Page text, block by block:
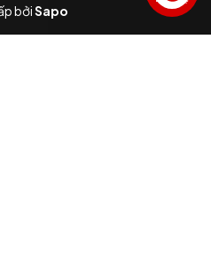
bởiSapo